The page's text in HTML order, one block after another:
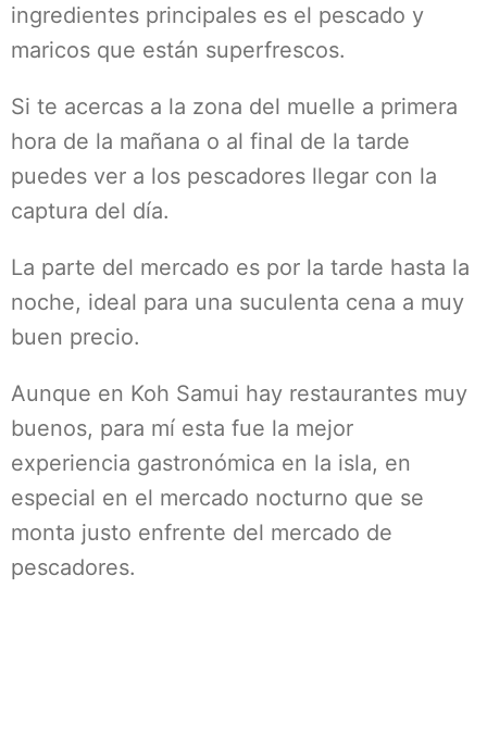
ingredientes principales es el pescado y
maricos que están superfrescos.
Si te acercas a la zona del muelle a primera
hora de la mañana o al final de la tarde
puedes ver a los pescadores llegar con la
captura del día.
La parte del mercado es por la tarde hasta la
noche, ideal para una suculenta cena a muy
buen precio.
Aunque en Koh Samui hay restaurantes muy
buenos, para mí esta fue la mejor
experiencia gastronómica en la isla, en
especial en el mercado nocturno que se
monta justo enfrente del mercado de
pescadores.